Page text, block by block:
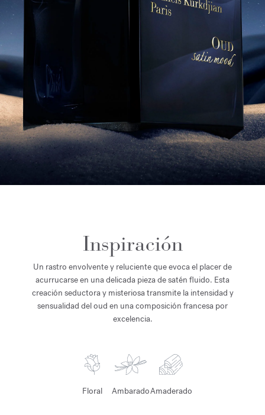
Inspiración
Un rastro envolvente y reluciente que evoca el placer de
acurrucarse en una delicada pieza de satén fluido. Esta
creación seductora y misteriosa transmite la intensidad y
sensualidad del oud en una composición francesa por
excelencia.
Floral AmbaradoAmaderado